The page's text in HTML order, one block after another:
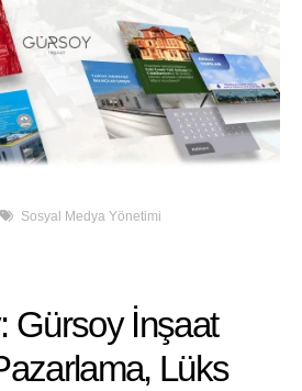
Sosyal Medya Yönetimi
Gürsoy İnşaat
Lüks